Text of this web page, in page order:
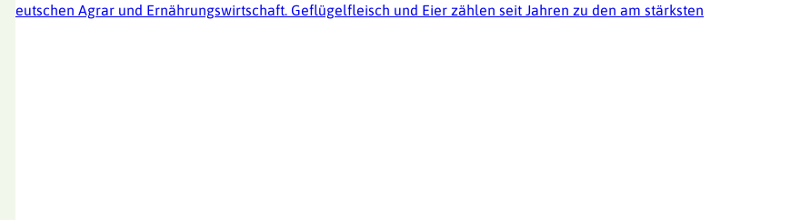
Agrar und Ernährungswirtschaft. Geflügelfleisch und Eier zählen seit Jahren zu den am stärksten